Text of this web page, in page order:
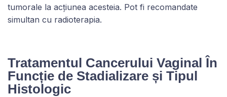
tumorale la acțiunea acesteia. Pot fi recomandate
simultan cu radioterapia.
Tratamentul Cancerului Vaginal În
Funcție de Stadializare și Tipul
Histologic